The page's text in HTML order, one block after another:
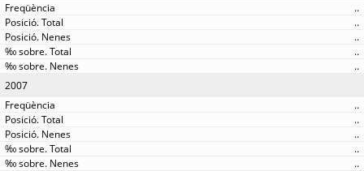
..
..
..
..
..
2007
..
..
..
..
..